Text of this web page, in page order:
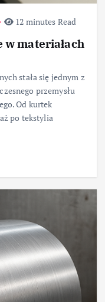
12 minutes Read
materiałach
stała się jednym z
przemysłu
Od kurtek
po tekstylia